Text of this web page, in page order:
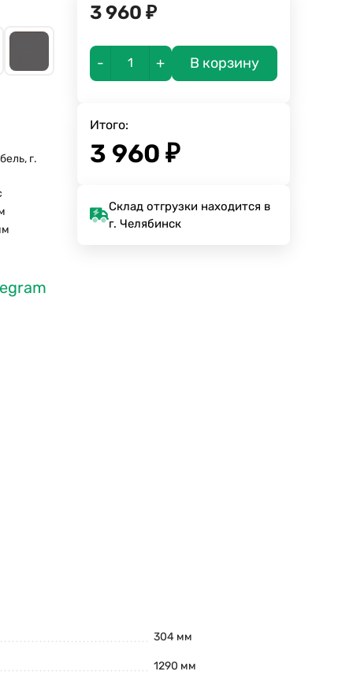
г.
3 960 ₽
- + В корзину
Итого:
3 960 ₽
Склад отгрузки находится в
г. Челябинск
304 мм
1290 мм